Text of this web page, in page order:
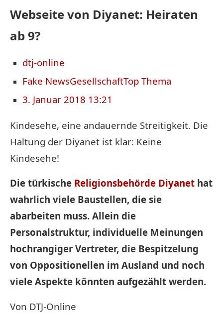
Webseite von Diyanet: Heiraten
ab 9?
dtj-online
Fake NewsGesellschaftTop Thema
3. Januar 2018 13:21
Kindesehe, eine andauernde Streitigkeit. Die
Haltung der Diyanet ist klar: Keine
Kindesehe!
Die türkische Religionsbehörde Diyanet hat
wahrlich viele Baustellen, die sie
abarbeiten muss. Allein die
Personalstruktur, individuelle Meinungen
hochrangiger Vertreter, die Bespitzelung
von Oppositionellen im Ausland und noch
viele Aspekte könnten aufgezählt werden.
Von DTJ-Online